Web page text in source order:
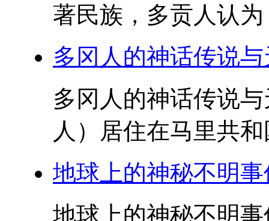
著民族，多贡人认
多冈人的神话传说
多冈人的神话传说
人）居住在马里共
地球上的神秘不明事
地球上的神秘不明